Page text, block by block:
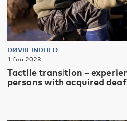
DØVBLINDHED
1 feb 2023
Tactile transition –
persons with acquired